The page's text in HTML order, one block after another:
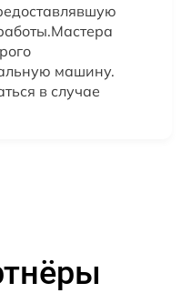
машину.
в случае